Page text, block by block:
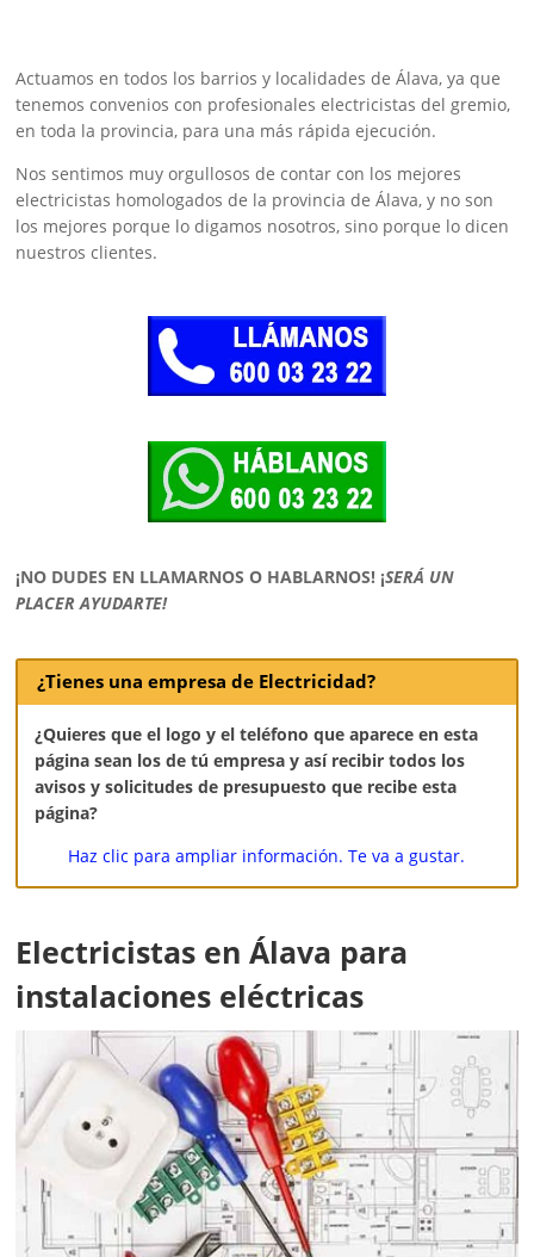
Actuamos en todos los barrios y localidades de Álava, ya que
tenemos convenios con profesionales electricistas del gremio,
en toda la provincia, para una más rápida ejecución.
Nos sentimos muy orgullosos de contar con los mejores
electricistas homologados de la provincia de Álava, y no son
los mejores porque lo digamos nosotros, sino porque lo dicen
nuestros clientes.
¡NO DUDES EN LLAMARNOS O HABLARNOS! ¡SERÁ UN
PLACER AYUDARTE!
¿Tienes una empresa de Electricidad?
¿Quieres que el logo y el teléfono que aparece en esta
página sean los de tú empresa y así recibir todos los
avisos y solicitudes de presupuesto que recibe esta
página?
Haz clic para ampliar información. Te va a gustar.
Electricistas en Álava para
instalaciones eléctricas